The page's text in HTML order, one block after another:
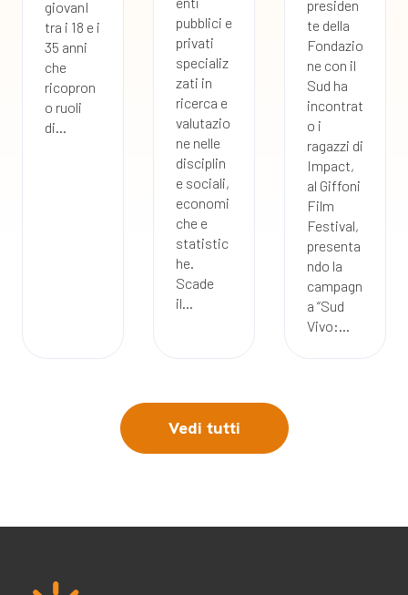
giovanI
tra i 18 e i
35 anni
che
ricopron
o ruoli
di...
pubblici e
privati
specializ
zati in
ricerca e
valutazio
ne nelle
disciplin
e sociali,
economi
che e
statistic
he.
Scade
il...
presiden
te della
Fondazio
ne con il
Sud ha
incontrat
o i
ragazzi di
Impact,
al Giffoni
Film
Festival,
presenta
ndo la
campagn
a “Sud
Vivo:...
Vedi tutti